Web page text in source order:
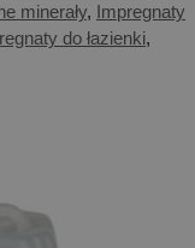
minerały, Impregnaty
do łazienki,